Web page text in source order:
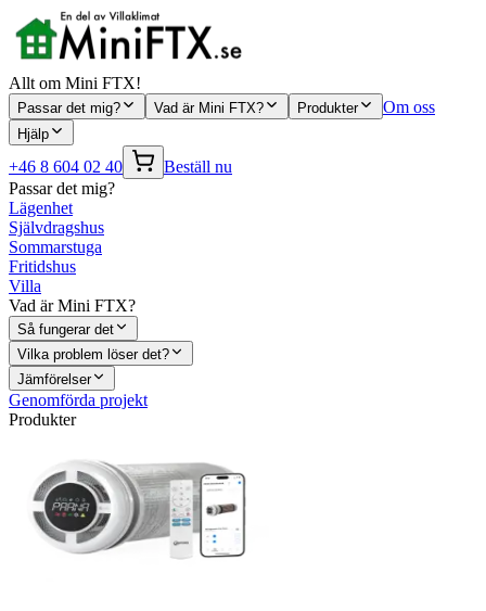
Allt om Mini FTX!
Passar det mig? Vad är Mini FTX? Produkter Om oss
Hjälp
+46 8 604 02 40
Beställ nu
Passar det mig?
Lägenhet
Självdragshus
Sommarstuga
Fritidshus
Villa
Vad är Mini FTX?
Så fungerar det
Vilka problem löser det?
Jämförelser
Genomförda projekt
Produkter